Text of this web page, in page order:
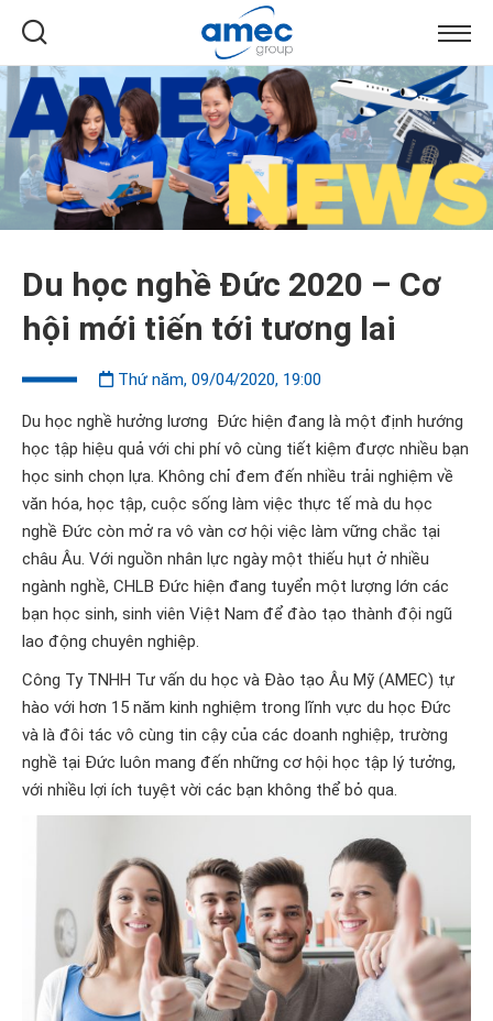
Du học nghề Đức 2020 – Cơ
hội mới tiến tới tương lai
Thứ năm, 09/04/2020, 19:00
Du học nghề hưởng lương Đức hiện đang là một định hướng
học tập hiệu quả với chi phí vô cùng tiết kiệm được nhiều bạn
học sinh chọn lựa. Không chỉ đem đến nhiều trải nghiệm về
văn hóa, học tập, cuộc sống làm việc thực tế mà du học
nghề Đức còn mở ra vô vàn cơ hội việc làm vững chắc tại
châu Âu. Với nguồn nhân lực ngày một thiếu hụt ở nhiều
ngành nghề, CHLB Đức hiện đang tuyển một lượng lớn các
bạn học sinh, sinh viên Việt Nam để đào tạo thành đội ngũ
lao động chuyên nghiệp.
Công Ty TNHH Tư vấn du học và Đào tạo Âu Mỹ (AMEC) tự
hào với hơn 15 năm kinh nghiệm trong lĩnh vực du học Đức
và là đôi tác vô cùng tin cậy của các doanh nghiệp, trường
nghề tại Đức luôn mang đến những cơ hội học tập lý tưởng,
với nhiều lợi ích tuyệt vời các bạn không thể bỏ qua.